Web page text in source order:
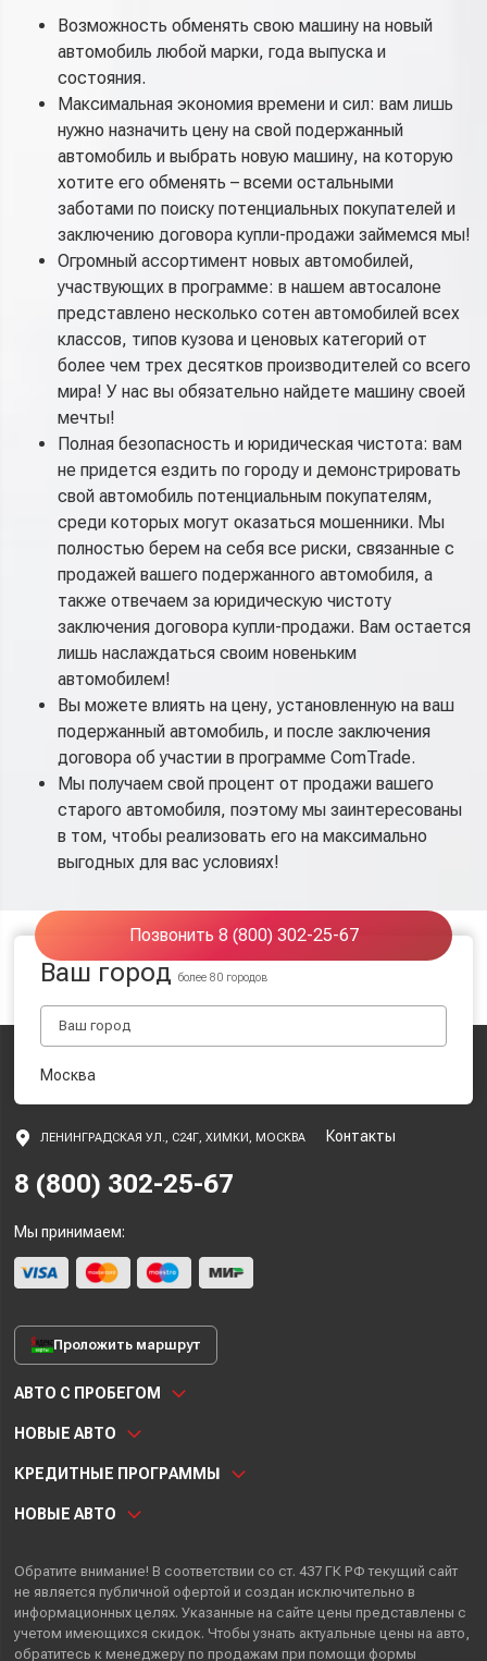
Возможность обменять свою машину на новый
автомобиль любой марки, года выпуска и
состояния.
Максимальная экономия времени и сил: вам лишь
нужно назначить цену на свой подержанный
автомобиль и выбрать новую машину, на которую
хотите его обменять – всеми остальными
заботами по поиску потенциальных покупателей и
заключению договора купли-продажи займемся мы!
Огромный ассортимент новых автомобилей,
участвующих в программе: в нашем автосалоне
представлено несколько сотен автомобилей всех
классов, типов кузова и ценовых категорий от
более чем трех десятков производителей со всего
мира! У нас вы обязательно найдете машину своей
мечты!
Полная безопасность и юридическая чистота: вам
не придется ездить по городу и демонстрировать
свой автомобиль потенциальным покупателям,
среди которых могут оказаться мошенники. Мы
полностью берем на себя все риски, связанные с
продажей вашего подержанного автомобиля, а
также отвечаем за юридическую чистоту
заключения договора купли-продажи. Вам остается
лишь наслаждаться своим новеньким
автомобилем!
Вы можете влиять на цену, установленную на ваш
подержанный автомобиль, и после заключения
договора об участии в программе ComTrade.
Мы получаем свой процент от продажи вашего
старого автомобиля, поэтому мы заинтересованы
в том, чтобы реализовать его на максимально
выгодных для вас условиях!
Позвонить 8 (800) 302-25-67
Ваш городболее 80 городов
Москва
ЛЕНИНГРАДСКАЯ УЛ., С24Г, ХИМКИ, МОСКВА Контакты
8 (800) 302-25-67
Мы принимаем:
Проложить маршрут
АВТО С ПРОБЕГОМ
НОВЫЕ АВТО
КРЕДИТНЫЕ ПРОГРАММЫ
НОВЫЕ АВТО
Обратите внимание! В соответствии со ст. 437 ГК РФ текущий сайт
не является публичной офертой и создан исключительно в
информационных целях. Указанные на сайте цены представлены с
учетом имеющихся скидок. Чтобы узнать актуальные цены на авто,
обратитесь к менеджеру по продажам при помощи формы